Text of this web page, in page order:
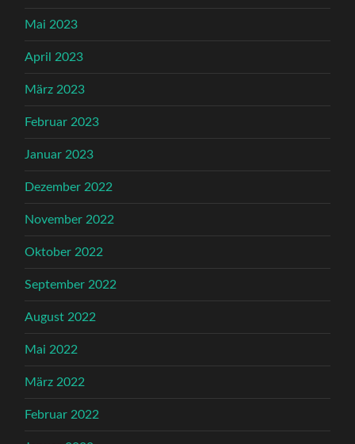
Mai 2023
April 2023
März 2023
Februar 2023
Januar 2023
Dezember 2022
November 2022
Oktober 2022
September 2022
August 2022
Mai 2022
März 2022
Februar 2022